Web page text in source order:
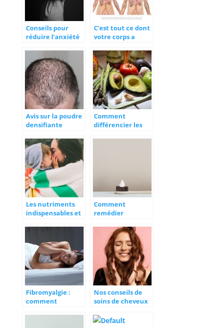
Conseils pour
réduire l’anxiété
C’est tout ce dont
votre corps a
éliminer les
toxines
Avis sur la poudre
densifiante
arnaque ou
produit miracle ?
Comment
différencier les
Les nutriments
indispensables et
alimentaires pour
Comment
remédier
la mauvaise
haleine ?
Fibromyalgie :
comment
Nos conseils de
soins de cheveux